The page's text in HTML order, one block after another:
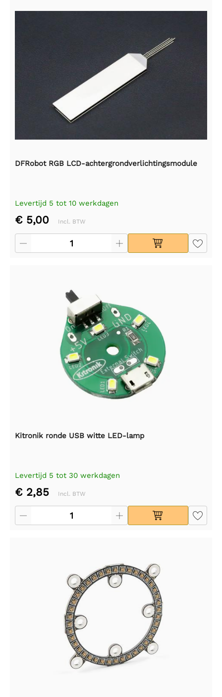
DFRobot RGB LCD-achtergrondverlichtingsmodule
Levertijd 5 tot 10 werkdagen
€ 5,00 Incl. BTW
Kitronik ronde USB witte LED-lamp
Levertijd 5 tot 30 werkdagen
€ 2,85 Incl. BTW